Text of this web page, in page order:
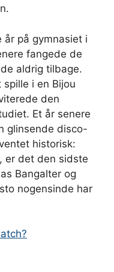
år på gymnasiet i
fangede de
aldrig tilbage.
i en Bijou
den
Et år senere
glinsende disco-
historisk:
er det den sidste
Bangalter og
nogensinde har